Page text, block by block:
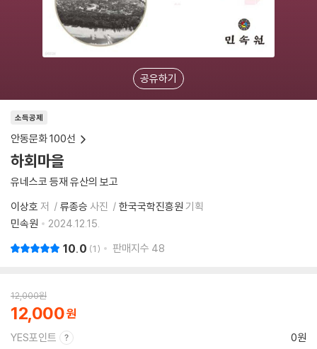
공유하기
소득공제
안동문화 100선
하회마을
유네스코 등재 유산의 보고
이상호 저 류종승 사진 한국국학진흥원 기획
민속원
2024.12.15.
10.0 1 판매지수 48
12,000원
12,000
YES포인트 0원